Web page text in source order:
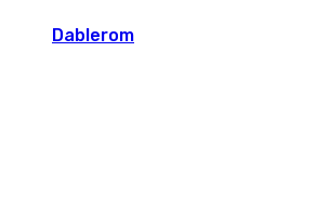
Dablerom